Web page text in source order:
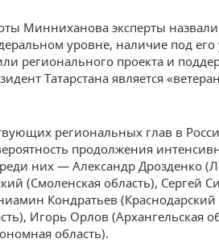
Минниханова эксперты
уровне, наличие под его
регионального проекта и
Татарстана является
региональных глав в
продолжения
них — Александр Дрозденко
(Смоленская область), Сергей
Кондратьев (Краснодарский
Игорь Орлов (Архангельская
область).